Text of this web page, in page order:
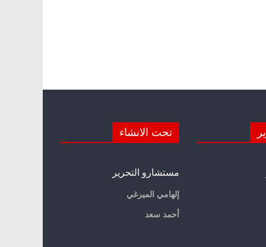
تحت الانشاء
مستشارو التحرير
إلهامي الميرغي
أحمد سعد